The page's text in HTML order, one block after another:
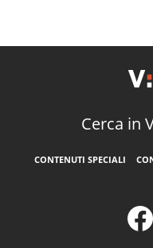
Cerca in
CONTENUTI SPECIALI